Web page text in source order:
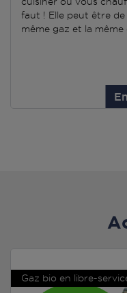
faut ! Elle peut être
même gaz et la même
Gaz bio en libre-